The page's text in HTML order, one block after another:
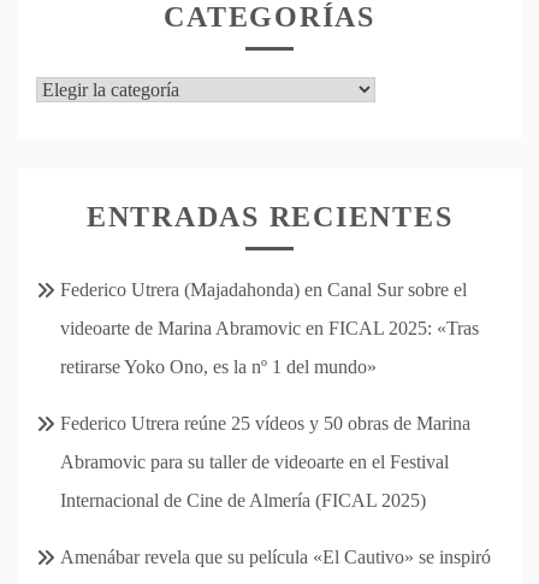
CATEGORÍAS
Categorías
ENTRADAS RECIENTES
Federico Utrera (Majadahonda) en Canal Sur sobre el
videoarte de Marina Abramovic en FICAL 2025: «Tras
retirarse Yoko Ono, es la nº 1 del mundo»
Federico Utrera reúne 25 vídeos y 50 obras de Marina
Abramovic para su taller de videoarte en el Festival
Internacional de Cine de Almería (FICAL 2025)
Amenábar revela que su película «El Cautivo» se inspiró